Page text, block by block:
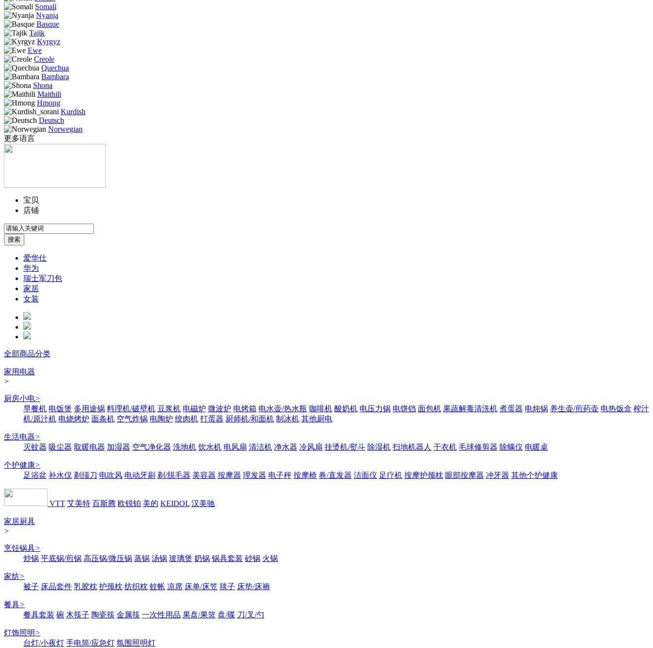
Somali
Nyanja
Basque
Tajik
Kyrgyz
Ewe
Creole
Quechua
Bambara
Shona
Maithili
Hmong
Kurdish
Deutsch
Norwegian
更多语言
宝贝
店铺
爱华仕
华为
瑞士军刀包
家居
女装
全部商品分类
家用电器
>
厨房小电>
早餐机 电饭煲 多用途锅 料理机/破壁机 豆浆机 电磁炉 微波炉 电烤箱 电水壶/热水瓶 咖啡机 酸奶机 电压力锅 电饼铛 面包机 果蔬解毒清洗机 煮蛋器 电炖锅 养生壶/煎药壶 电热饭盒 榨汁
机/原汁机 电烧烤炉 面条机 空气炸锅 电陶炉 绞肉机 打蛋器 厨师机/和面机 制冰机 其他厨电
生活电器>
灭蚊器 吸尘器 取暖电器 加湿器 空气净化器 洗地机 饮水机 电风扇 清洁机 净水器 冷风扇 挂烫机/熨斗 除湿机 扫地机器人 干衣机 毛球修剪器 除螨仪 电暖桌
个护健康>
足浴盆 补水仪 剃须刀 电吹风 电动牙刷 剃/脱毛器 美容器 按摩器 理发器 电子秤 按摩椅 卷/直发器 洁面仪 足疗机 按摩护颈枕 眼部按摩器 冲牙器 其他个护健康
VTT 艾美特 百斯腾 欧锐铂 美的 KEIDOL 汉美驰
家居厨具
>
烹饪锅具>
炒锅 平底锅/煎锅 高压锅/微压锅 蒸锅 汤锅 玻璃煲 奶锅 锅具套装 砂锅 火锅
家纺>
被子 床品套件 乳胶枕 护颈枕 纺织枕 蚊帐 凉席 床单/床笠 毯子 床垫/床褥
餐具>
餐具套装 碗 木筷子 陶瓷筷 金属筷 一次性用品 果盘/果篮 盘/碟 刀/叉/勺
灯饰照明>
台灯/小夜灯 手电筒/应急灯 氛围照明灯